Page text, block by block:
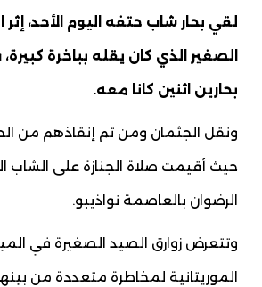
لقي بحار شاب حتفه اليوم الأحد،
الصغير الذي كان يقله بباخرة
بحارين اثنين كانا معه.
ونقل الجثمان ومن تم إنقاذهم من
حيث أقيمت صلاة الجنازة على
الرضوان بالعاصمة نواذيبو.
وتتعرض زوارق الصيد الصغيرة في
الموريتانية لمخاطرة متعددة من